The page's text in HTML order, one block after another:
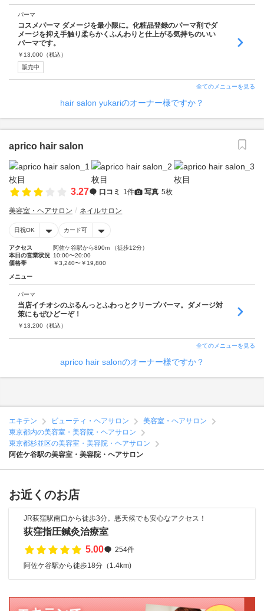
パーマ
コスメパーマ ダメージを最小限に。化粧品登録のパーマ剤でダ
メージを抑え手触り柔らかくふんわりと仕上がる気持ちのいい
パーマです。
￥ 13,000 （税込）
販売中
全てのメニューを見る
hair salon yukariのオーナー様ですか？
aprico hair salon
3.27 口コミ 1件 写真 5枚
美容室・ヘアサロン ネイルサロン
日祝OK カード可
アクセス
阿佐ケ谷駅から890m （徒歩12分）
本日の営業状況 10:00〜20:00
価格帯
￥3,240〜￥19,800
メニュー
パーマ
当店イチオシのぷるんっとふわっとクリープパーマ。ダメージ対
策にもぜひどーぞ！
￥ 13,200 （税込）
全てのメニューを見る
aprico hair salonのオーナー様ですか？
エキテン ビューティ・ヘアサロン
美容室・ヘアサロン
東京都内の美容室・美容院・ヘアサロン
東京都杉並区の美容室・美容院・ヘアサロン
阿佐ケ谷駅の美容室・美容院・ヘアサロン
お近くのお店
JR荻窪駅南口から徒歩3分。悪天候でも安心なアクセス！
荻窪指圧鍼灸治療室
5.00
254件
阿佐ケ谷駅から徒歩18分（1.4km)